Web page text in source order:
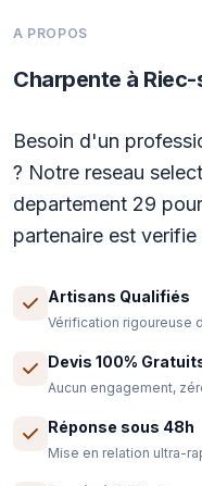
A PROPOS
Charpente à
Besoin d'un
? Notre reseau
departement 29
partenaire est
Artisans Qualifiés
Vérification rigoureuse
Devis 100%
Aucun engagement,
Réponse sous 48h
Mise en relation ultra-